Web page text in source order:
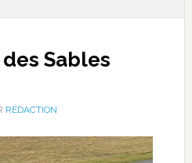
Sables
RÉDACTION